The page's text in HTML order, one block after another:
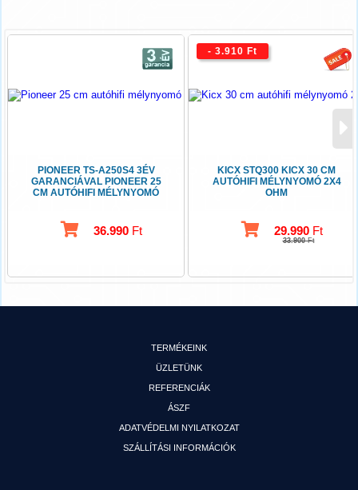
PIONEER TS-A250S4 3ÉV
GARANCIÁVAL PIONEER 25
CM AUTÓHIFI MÉLYNYOMÓ
36.990 Ft
KICX STQ300 KICX 30 CM
AUTÓHIFI MÉLYNYOMÓ 2X4
OHM
29.990 Ft
33.900Ft
- 3.910 Ft
TERMÉKEINK
ÜZLETÜNK
REFERENCIÁK
ÁSZF
ADATVÉDELMI NYILATKOZAT
SZÁLLÍTÁSI INFORMÁCIÓK